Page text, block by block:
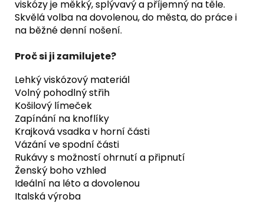
viskózy je měkký, splývavý a příjemný na těle.
Skvělá volba na dovolenou, do města, do práce i
na běžné denní nošení.
Proč si ji zamilujete?
Lehký viskózový materiál
Volný pohodlný střih
Košilový límeček
Zapínání na knoflíky
Krajková vsadka v horní části
Vázání ve spodní části
Rukávy s možností ohrnutí a připnutí
Ženský boho vzhled
Ideální na léto a dovolenou
Italská výroba